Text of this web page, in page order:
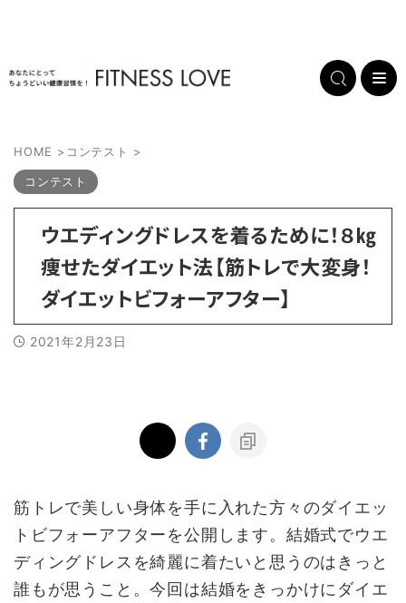
HOME > コンテスト >
コンテスト
ウエディングドレスを着るために！８㎏
痩せたダイエット法【筋トレで大変身！
ダイエットビフォーアフター】
2021年2月23日
筋トレで美しい身体を手に入れた方々のダイエッ
トビフォーアフターを公開します。結婚式でウエ
ディングドレスを綺麗に着たいと思うのはきっと
誰もが思うこと。今回は結婚をきっかけにダイエ